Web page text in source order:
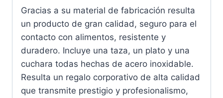
Gracias a su material de fabricación resulta
un producto de gran calidad, seguro para el
contacto con alimentos, resistente y
duradero. Incluye una taza, un plato y una
cuchara todas hechas de acero inoxidable.
Resulta un regalo corporativo de alta calidad
que transmite prestigio y profesionalismo,